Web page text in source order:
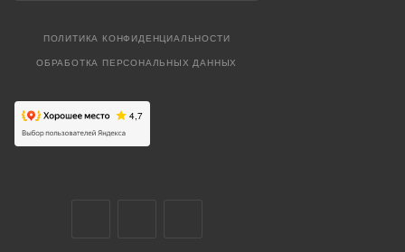
ПОЛИТИКА КОНФИДЕНЦИАЛЬНОСТИ
ОБРАБОТКА ПЕРСОНАЛЬНЫХ ДАННЫХ